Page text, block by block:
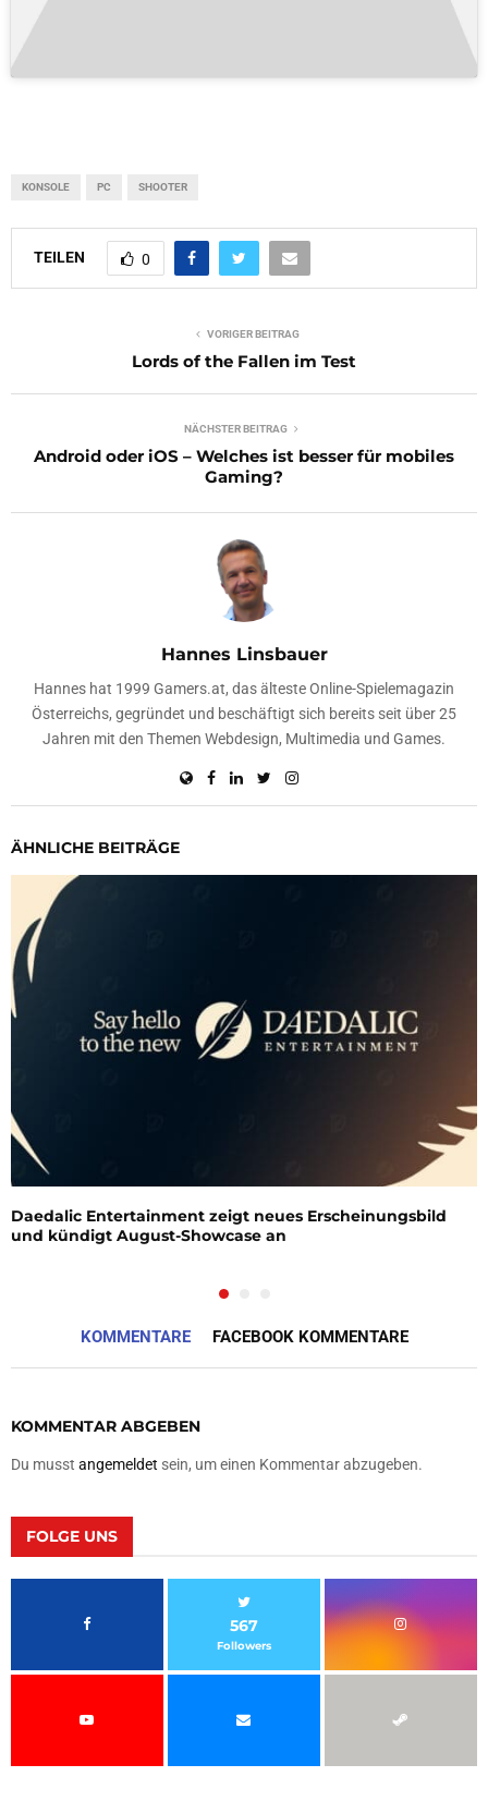
KONSOLE PC SHOOTER
TEILEN 0
VORIGER BEITRAG
Lords of the Fallen im Test
NÄCHSTER BEITRAG
Android oder iOS – Welches ist besser für mobiles
Gaming?
Hannes Linsbauer
Hannes hat 1999 Gamers.at, das älteste Online-Spielemagazin
Österreichs, gegründet und beschäftigt sich bereits seit über 25
Jahren mit den Themen Webdesign, Multimedia und Games.
ÄHNLICHE BEITRÄGE
Daedalic Entertainment zeigt neues Erscheinungsbild
und kündigt August-Showcase an
KOMMENTARE FACEBOOK KOMMENTARE
KOMMENTAR ABGEBEN
Du musst angemeldet sein, um einen Kommentar abzugeben.
FOLGE UNS
567
Followers